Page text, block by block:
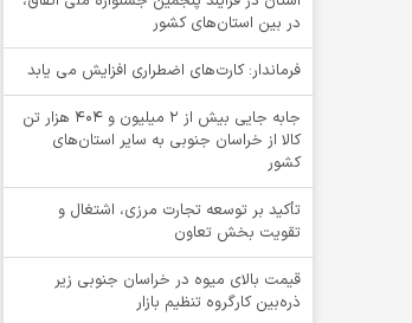
در بین استان‌های کشور
فرماندار: کارت‌های اضطراری افزایش می یابد
جابه جایی بیش از 2 میلیون و 404 هزار تن
کالا از خراسان جنوبی به سایر استان‌های
کشور
تأکید بر توسعه تجارت مرزی، اشتغال و
تقویت بخش تعاون
قیمت بالای میوه در خراسان جنوبی زیر
ذره‌بین کارگروه تنظیم بازار